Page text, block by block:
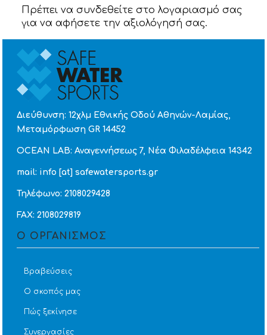
Πρέπει να συνδεθείτε στο λογαριασμό σας
για να αφήσετε την αξιολόγησή σας.
Διεύθυνση: 12χλμ Εθνικής Οδού Αθηνών-Λαμίας,
Μεταμόρφωση GR 14452
OCEAN LAB: Αναγεννήσεως 7, Νέα Φιλαδέλφεια 14342
mail: info [at] safewatersports.gr
Τηλέφωνο: 2108029428
FAX: 2108029819
Ο ΟΡΓΑΝΙΣΜΟΣ
Βραβεύσεις
Ο σκοπός μας
Πώς ξεκίνησε
Συνεργασίες